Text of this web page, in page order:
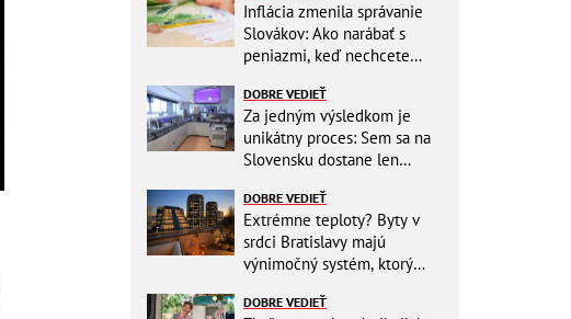
Inflácia zmenila správanie
Slovákov: Ako narábať s
peniazmi, keď nechcete
DOBRE VEDIEŤ
Za jedným výsledkom je
unikátny proces: Sem sa na
Slovensku dostane len
DOBRE VEDIEŤ
Extrémne teploty? Byty v
srdci Bratislavy majú
výnimočný systém, ktorý
DOBRE VEDIEŤ